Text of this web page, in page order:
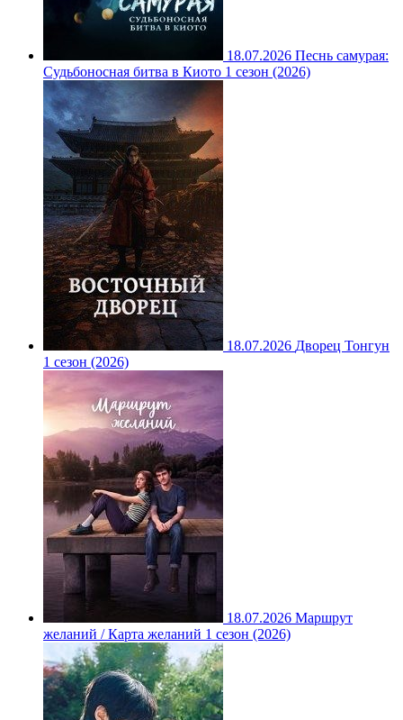
18.07.2026 Песнь самурая:
Судьбоносная битва в Киото 1 сезон (2026)
18.07.2026 Дворец Тонгун
1 сезон (2026)
18.07.2026 Маршрут
желаний / Карта желаний 1 сезон (2026)